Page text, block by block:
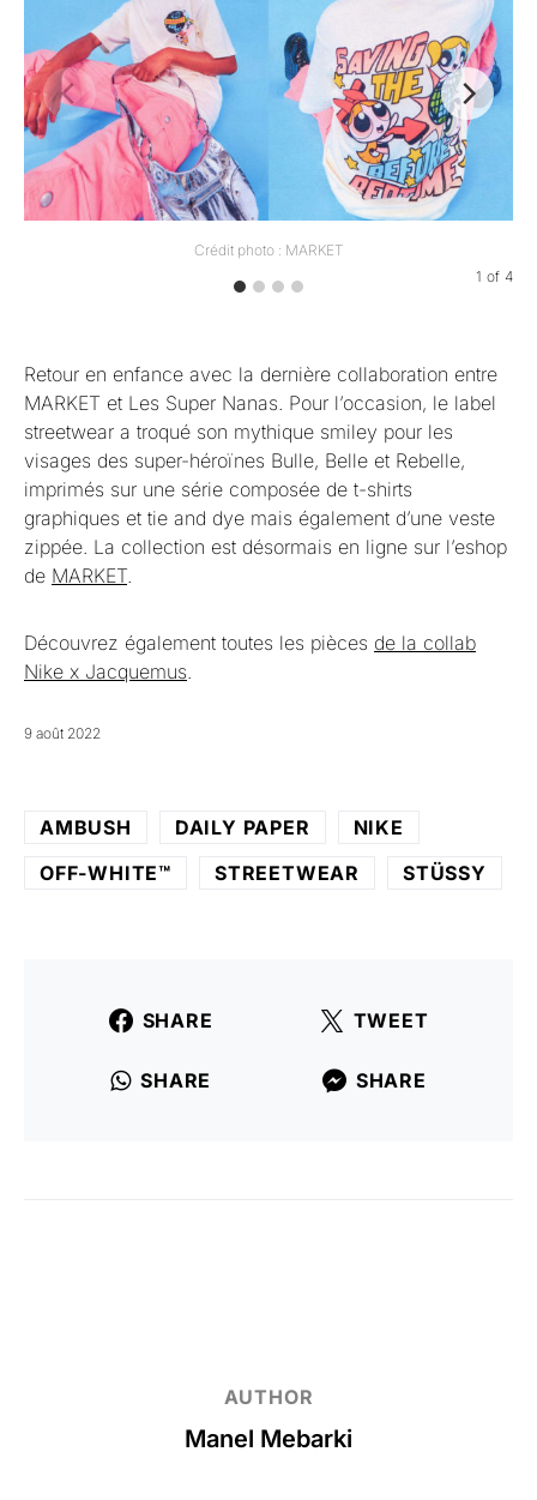
Crédit photo : MARKET
1 of 4
Retour en enfance avec la dernière collaboration entre
MARKET et Les Super Nanas. Pour l’occasion, le label
streetwear a troqué son mythique smiley pour les
visages des super-héroïnes Bulle, Belle et Rebelle,
imprimés sur une série composée de t-shirts
graphiques et tie and dye mais également d’une veste
zippée. La collection est désormais en ligne sur l’eshop
de MARKET.
Découvrez également toutes les pièces de la collab
Nike x Jacquemus.
9 août 2022
AMBUSH DAILY PAPER
NIKE
OFF-WHITE™
STREETWEAR STÜSSY
SHARE TWEET
SHARE SHARE
AUTHOR
Manel Mebarki